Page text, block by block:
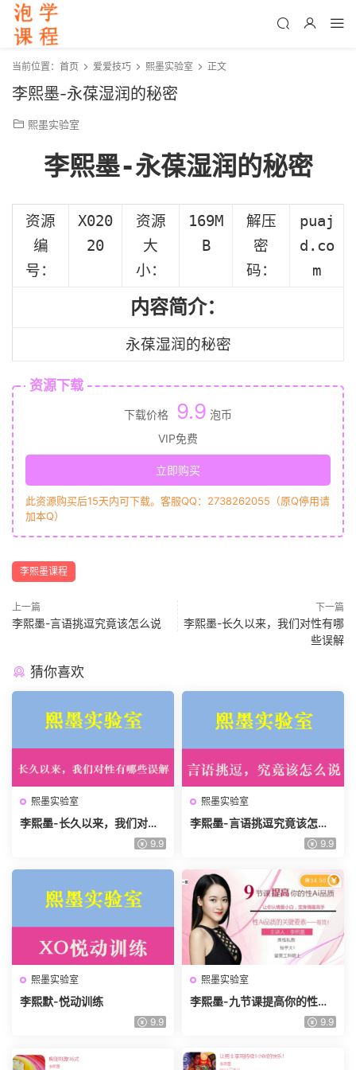
当前位置： 首页 爱爱技巧 熙墨实验室 正文
李熙墨-永葆湿润的秘密
熙墨实验室
李熙墨-永葆湿润的秘密
资源
编
号：
X020
20
资源
大
小：
169M
B
解压
密
码：
puaj
d.co
m
内容简介：
永葆湿润的秘密
资源下载
下载价格 9.9 泡币
VIP免费
立即购买
此资源购买后15天内可下载。客服QQ：2738262055（原Q停用请
加本Q）
李熙墨课程
上一篇
李熙墨-言语挑逗究竟该怎么说
下一篇
李熙墨-长久以来，我们对性有哪
些误解
猜你喜欢
熙墨实验室
李熙墨-长久以来，我们对性
9.9
熙墨实验室
李熙墨-言语挑逗究竟该怎么
9.9
熙墨实验室
李熙默-悦动训练
9.9
熙墨实验室
李熙墨-九节课提高你的性爱
9.9